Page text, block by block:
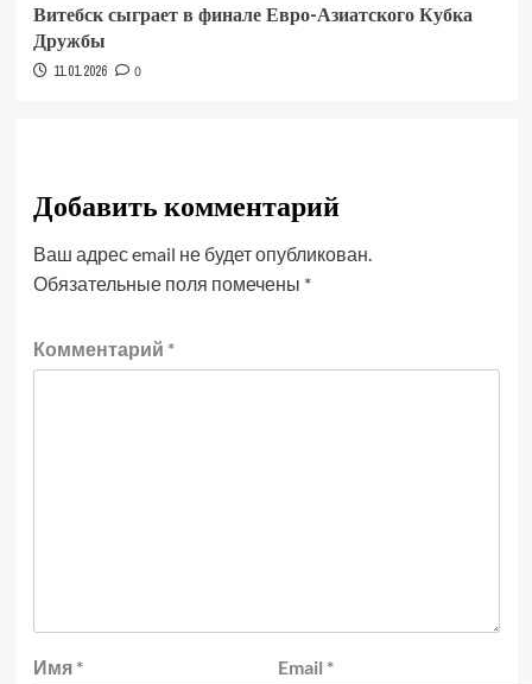
Витебск сыграет в финале Евро-Азиатского Кубка
Дружбы
11.01.2026 0
Добавить комментарий
Ваш адрес email не будет опубликован.
Обязательные поля помечены *
Комментарий *
Имя * Email *